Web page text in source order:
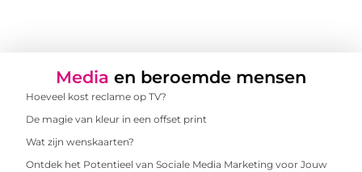
Media en beroemde mensen
Hoeveel kost reclame op TV?
De magie van kleur in een offset print
Wat zijn wenskaarten?
Ontdek het Potentieel van Sociale Media Marketing voor Jouw